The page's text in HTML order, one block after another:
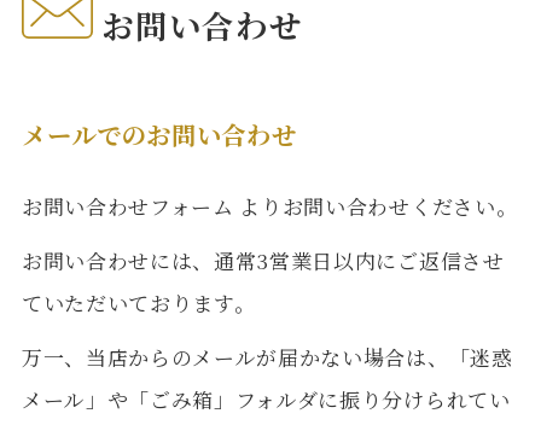
お問い合わせ
メールでのお問い合わせ
お問い合わせフォーム よりお問い合わせください。
お問い合わせには、通常3営業日以内にご返信させ
ていただいております。
万一、当店からのメールが届かない場合は、「迷惑
メール」や「ごみ箱」フォルダに振り分けられてい